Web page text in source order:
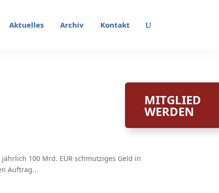
Aktuelles Archiv Kontakt
100 Mrd. EUR schmutziges Geld in
Auftrag...
MITGLIED
WERDEN